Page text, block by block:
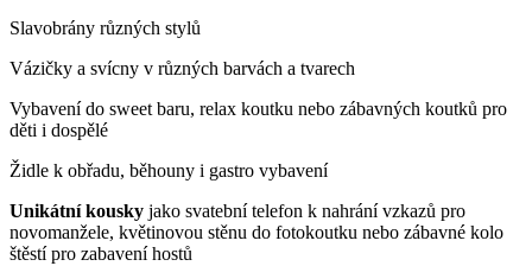
Slavobrány různých stylů
Vázičky a svícny v různých barvách a tvarech
Vybavení do sweet baru, relax koutku nebo zábavných koutků pro
děti i dospělé
Židle k obřadu, běhouny i gastro vybavení
Unikátní kousky jako svatební telefon k nahrání vzkazů pro
novomanžele, květinovou stěnu do fotokoutku nebo zábavné kolo
štěstí pro zabavení hostů